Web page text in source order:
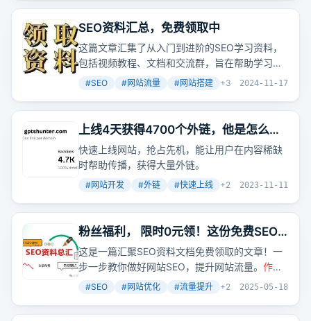
SEO资料汇总，免费领取中
这篇文章汇集了从入门到进阶的SEO学习资料，
包括视频教程、文档和交流群，旨在帮助学习者
系统掌握SEO技能，提升网站流量。
#SEO #网站流量 #网站搭建 +3 2024-11-17
上线4天获得4700个外链，他是怎么做
到的？
快速上线网站，抢占先机，能让用户在内容稀缺
时帮助传播，获得大量外链。
#网站开发 #外链 #快速上线 +2 2023-11-11
粉丝福利， 限时0元领！这份免费SEO
资料包比99%的网上资料有用
这是一篇汇聚SEO资料文档免费领取的文章！一
步一步教你做好网站SEO，提升网站流量。 作者
做seo十几年了，发现SEO其实很有魅力。一个
站（产品）定位、网站搭建、原创伪原创内容制
#SEO #网站优化 #流量提升 +2 2025-05-18